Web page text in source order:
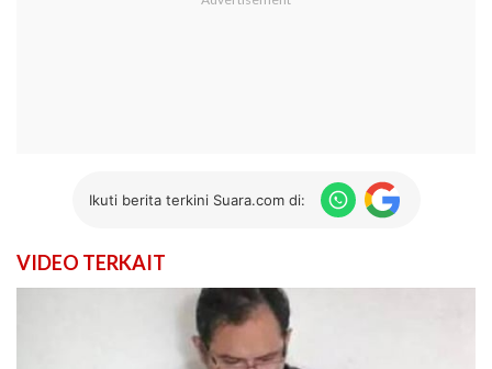
Ikuti berita terkini Suara.com di:
VIDEO TERKAIT